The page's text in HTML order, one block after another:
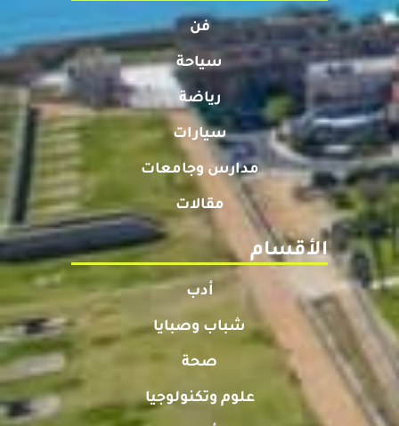
فن
سياحة
رياضة
سيارات
مدارس وجامعات
مقالات
الأقسام
أدب
شباب وصبايا
صحة
علوم وتكنولوجيا